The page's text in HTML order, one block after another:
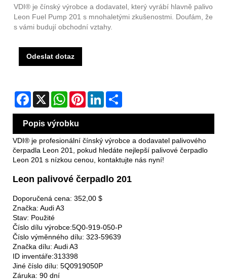
VDI® je čínský výrobce a dodavatel, který vyrábí hlavně palivo
Leon Fuel Pump 201 s mnohaletými zkušenostmi. Doufám, že
s vámi budují obchodní vztahy.
Odeslat dotaz
Facebook
X WhatsAppPinterestLinkedIn
Popis výrobku
VDI® je profesionální čínský výrobce a dodavatel palivového
čerpadla Leon 201, pokud hledáte nejlepší palivové čerpadlo
Leon 201 s nízkou cenou, kontaktujte nás nyní!
Leon palivové čerpadlo 201
Doporučená cena: 352,00 $
Značka: Audi A3
Stav: Použité
Číslo dílu výrobce:5Q0-919-050-P
Číslo výměnného dílu: 323-59639
Značka dílu: Audi A3
ID inventáře:313398
Jiné číslo dílu: 5Q0919050P
Záruka: 90 dní